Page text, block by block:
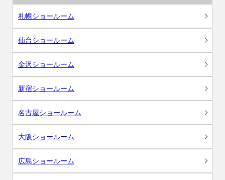
札幌ショールーム
仙台ショールーム
金沢ショールーム
新宿ショールーム
名古屋ショールーム
大阪ショールーム
広島ショールーム